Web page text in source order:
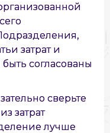
затрат и
согласованы
сверьте
затрат
лучше